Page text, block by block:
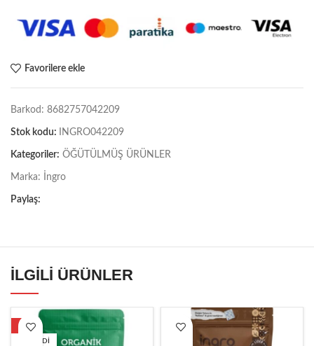
Favorilere ekle
Barkod: 8682757042209
Stok kodu: INGRO042209
Kategoriler: ÖĞÜTÜLMÜŞ ÜRÜNLER
Marka: İngro
Paylaş:
İLGILI ÜRÜNLER
-9%
TÜKENDI